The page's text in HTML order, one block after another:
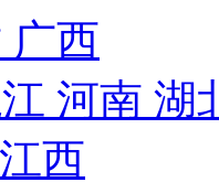
广西
河南 湖
江西